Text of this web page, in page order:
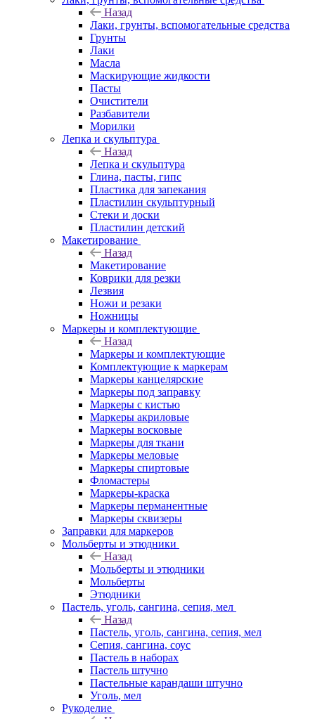
Назад
Лаки, грунты, вспомогательные средства
Грунты
Лаки
Масла
Маскирующие жидкости
Пасты
Очистители
Разбавители
Морилки
Лепка и скульптура
Назад
Лепка и скульптура
Глина, пасты, гипс
Пластика для запекания
Пластилин скульптурный
Стеки и доски
Пластилин детский
Макетирование
Назад
Макетирование
Коврики для резки
Лезвия
Ножи и резаки
Ножницы
Маркеры и комплектующие
Назад
Маркеры и комплектующие
Комплектующие к маркерам
Маркеры канцелярские
Маркеры под заправку
Маркеры с кистью
Маркеры акриловые
Маркеры восковые
Маркеры для ткани
Маркеры меловые
Маркеры спиртовые
Фломастеры
Маркеры-краска
Маркеры перманентные
Маркеры сквизеры
Заправки для маркеров
Мольберты и этюдники
Назад
Мольберты и этюдники
Мольберты
Этюдники
Пастель, уголь, сангина, сепия, мел
Назад
Пастель, уголь, сангина, сепия, мел
Сепия, сангина, соус
Пастель в наборах
Пастель штучно
Пастельные карандаши штучно
Уголь, мел
Рукоделие